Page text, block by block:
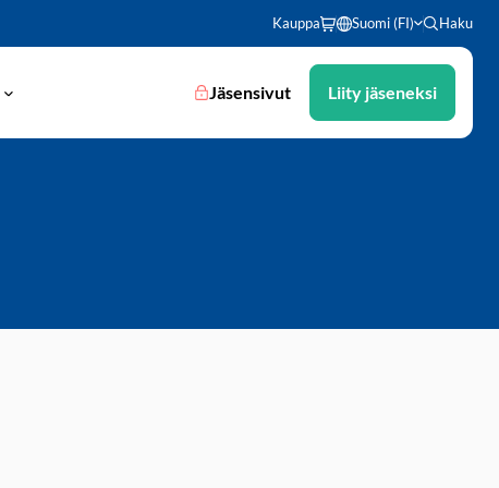
Kauppa Suomi (FI) Haku
Jäsensivut Liity jäseneksi